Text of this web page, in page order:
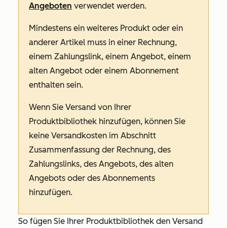
Angeboten verwendet werden.
Mindestens ein weiteres Produkt oder ein
anderer Artikel muss in einer Rechnung,
einem Zahlungslink, einem Angebot, einem
alten Angebot oder einem Abonnement
enthalten sein.
Wenn Sie Versand von Ihrer
Produktbibliothek hinzufügen, können Sie
keine Versandkosten im Abschnitt
Zusammenfassung der Rechnung, des
Zahlungslinks, des Angebots, des alten
Angebots oder des Abonnements
hinzufügen.
So fügen Sie Ihrer Produktbibliothek den Versand